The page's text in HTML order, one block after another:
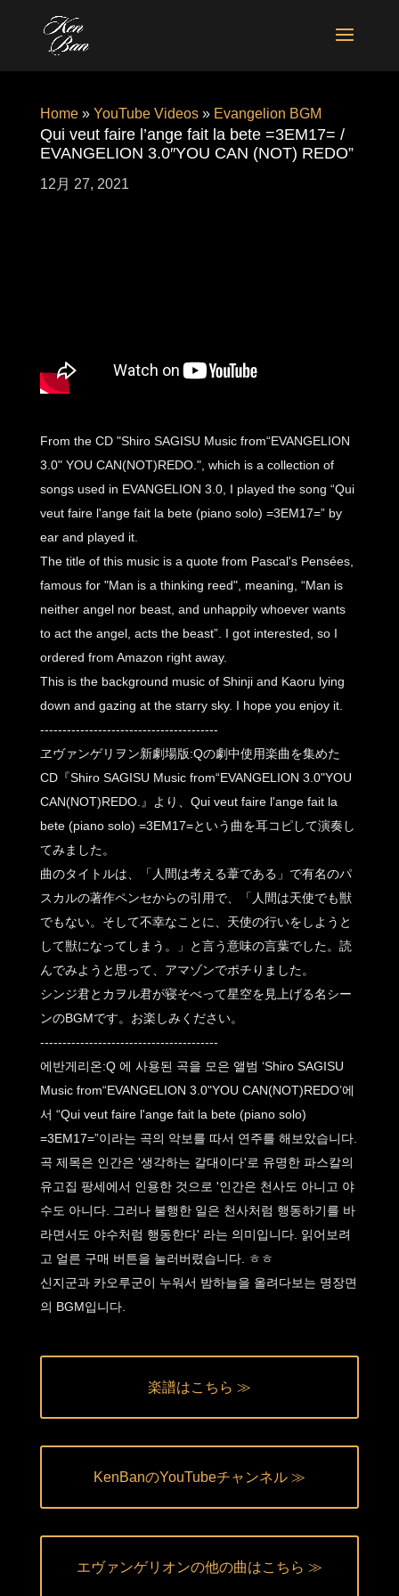
Home» YouTube Videos» Evangelion BGM
Qui veut faire l’ange fait la bete =3EM17= /
EVANGELION 3.0″YOU CAN (NOT) REDO”
12月 27, 2021
From the CD "Shiro SAGISU Music from“EVANGELION
3.0" YOU CAN(NOT)REDO.", which is a collection of
songs used in EVANGELION 3.0, I played the song “Qui
veut faire l'ange fait la bete (piano solo) =3EM17=” by
ear and played it.
The title of this music is a quote from Pascal's Pensées,
famous for "Man is a thinking reed", meaning, “Man is
neither angel nor beast, and unhappily whoever wants
to act the angel, acts the beast”. I got interested, so I
ordered from Amazon right away.
This is the background music of Shinji and Kaoru lying
down and gazing at the starry sky. I hope you enjoy it.
----------------------------------------
ヱヴァンゲリヲン新劇場版:Qの劇中使用楽曲を集めた
CD『Shiro SAGISU Music from“EVANGELION 3.0"YOU
CAN(NOT)REDO.』より、Qui veut faire l'ange fait la
bete (piano solo) =3EM17=という曲を耳コピして演奏し
てみました。
曲のタイトルは、「人間は考える葦である」で有名のパ
スカルの著作ペンセからの引用で、「人間は天使でも獣
でもない。そして不幸なことに、天使の行いをしようと
して獣になってしまう。」と言う意味の言葉でした。読
んでみようと思って、アマゾンでポチりました。
シンジ君とカヲル君が寝そべって星空を見上げる名シー
ンのBGMです。お楽しみください。
----------------------------------------
에반게리온:Q 에 사용된 곡을 모은 앨범 ‘Shiro SAGISU
Music from“EVANGELION 3.0"YOU CAN(NOT)REDO’에
서 “Qui veut faire l'ange fait la bete (piano solo)
=3EM17=”이라는 곡의 악보를 따서 연주를 해보았습니다.
곡 제목은 인간은 '생각하는 갈대이다'로 유명한 파스칼의
유고집 팡세에서 인용한 것으로 '인간은 천사도 아니고 야
수도 아니다. 그러나 불행한 일은 천사처럼 행동하기를 바
라면서도 야수처럼 행동한다' 라는 의미입니다. 읽어보려
고 얼른 구매 버튼을 눌러버렸습니다. ㅎㅎ
신지군과 카오루군이 누워서 밤하늘을 올려다보는 명장면
의 BGM입니다.
楽譜はこちら ≫
KenBanのYouTubeチャンネル ≫
エヴァンゲリオンの他の曲はこちら ≫